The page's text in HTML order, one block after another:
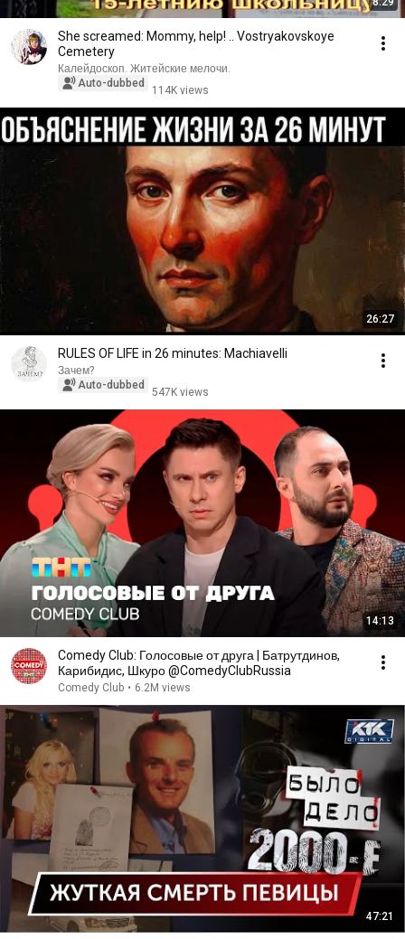
She screamed: Mommy, help! .. Vostryakovskoye
Cemetery
Калейдоскоп. Житейские мелочи.
Auto-dubbed
114K views
26:27
RULES OF LIFE in 26 minutes: Machiavelli
Зачем?
Auto-dubbed
547K views
14:13
Comedy Club: Голосовые от друга | Батрутдинов,
Карибидис, Шкуро @ComedyClubRussia
Comedy Club • 6.2M views
47:21